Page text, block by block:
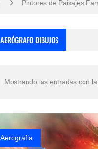
Pintores de Paisajes
Rostros Bellos, La
Fotos Artísticas de las
AERÓGRAFO DIBUJOS
Mostrando las entradas con
Aerografía